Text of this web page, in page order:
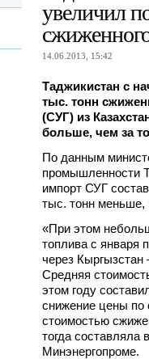
увеличил
14.06.2013, 15:42
Таджикистан с
тыс. тонн
(СУГ) из
больше, чем за
По данным
промышленности
импорт СУГ
тыс. тонн меньше,
«При этом
топлива с января
через Кыргызстан
Средняя
этом году
снижение цены по
стоимостью
тогда составляла
Минэнергопроме.